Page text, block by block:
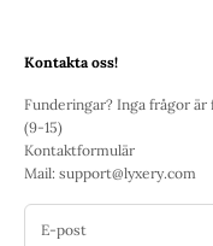
Kontakta oss!
Funderingar? Inga frågor
(9-15)
Kontaktformulär
Mail: support@lyxery.com